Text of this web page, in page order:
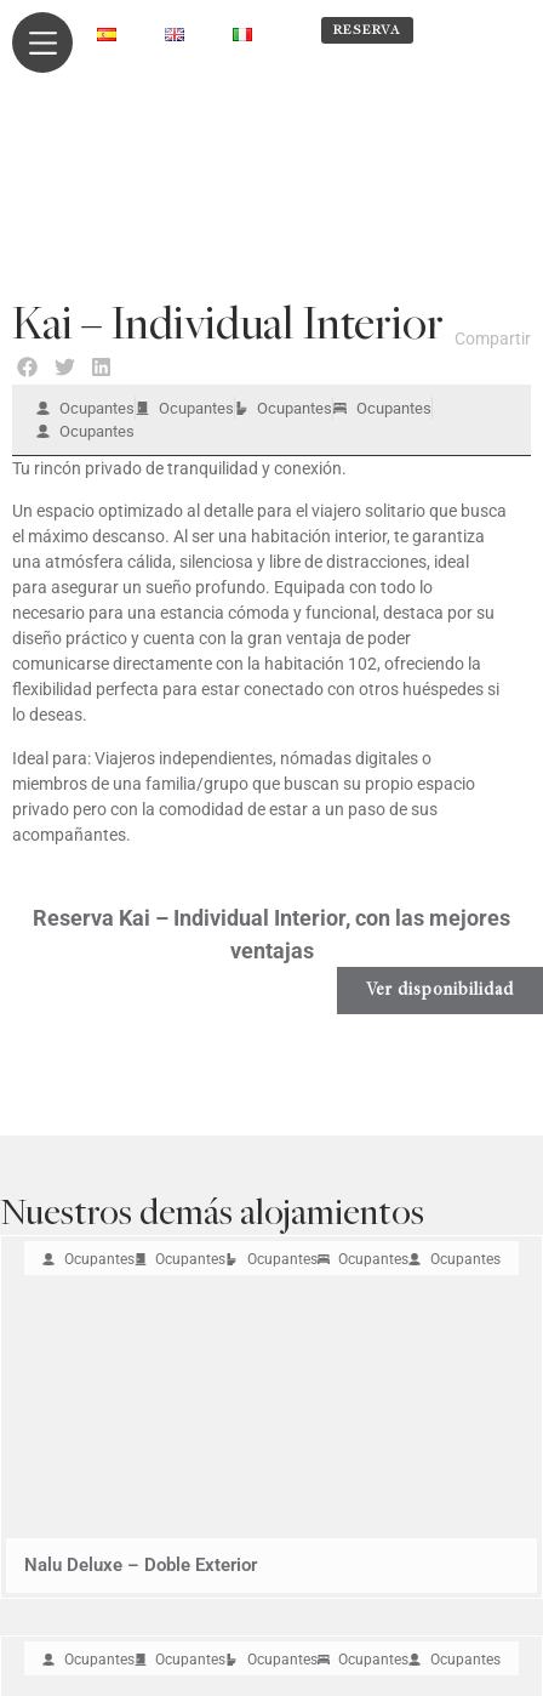
RESERVA
RESERVA
Kai – Individual Interior Compartir
Ocupantes Ocupantes Ocupantes
Ocupantes
Ocupantes
Tu rincón privado de tranquilidad y conexión.
Un espacio optimizado al detalle para el viajero solitario que busca
el máximo descanso. Al ser una habitación interior, te garantiza
una atmósfera cálida, silenciosa y libre de distracciones, ideal
para asegurar un sueño profundo. Equipada con todo lo
necesario para una estancia cómoda y funcional, destaca por su
diseño práctico y cuenta con la gran ventaja de poder
comunicarse directamente con la habitación 102, ofreciendo la
flexibilidad perfecta para estar conectado con otros huéspedes si
lo deseas.
Ideal para: Viajeros independientes, nómadas digitales o
miembros de una familia/grupo que buscan su propio espacio
privado pero con la comodidad de estar a un paso de sus
acompañantes.
Reserva Kai – Individual Interior, con las mejores
ventajas
Ver disponibilidad
Nuestros demás alojamientos
Ocupantes Ocupantes Ocupantes Ocupantes Ocupantes
Nalu Deluxe – Doble Exterior
Ocupantes Ocupantes Ocupantes Ocupantes Ocupantes